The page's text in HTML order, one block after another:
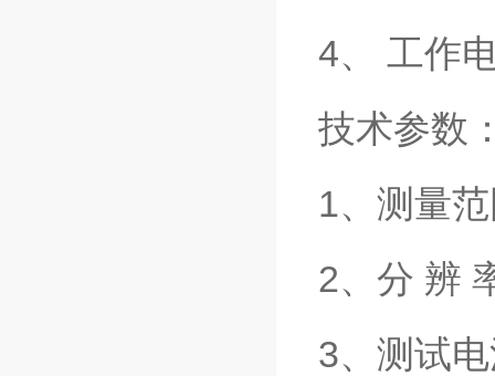
4、 工作
技术参数
1、测量
2、分 辨
3、测试